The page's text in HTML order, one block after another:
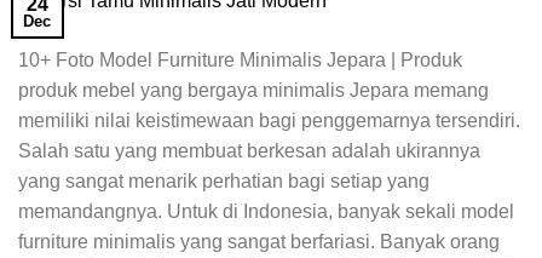
24
Dec
10+ Foto Model Furniture Minimalis Jepara | Produk
produk mebel yang bergaya minimalis Jepara memang
memiliki nilai keistimewaan bagi penggemarnya tersendiri.
Salah satu yang membuat berkesan adalah ukirannya
yang sangat menarik perhatian bagi setiap yang
memandangnya. Untuk di Indonesia, banyak sekali model
furniture minimalis yang sangat berfariasi. Banyak orang